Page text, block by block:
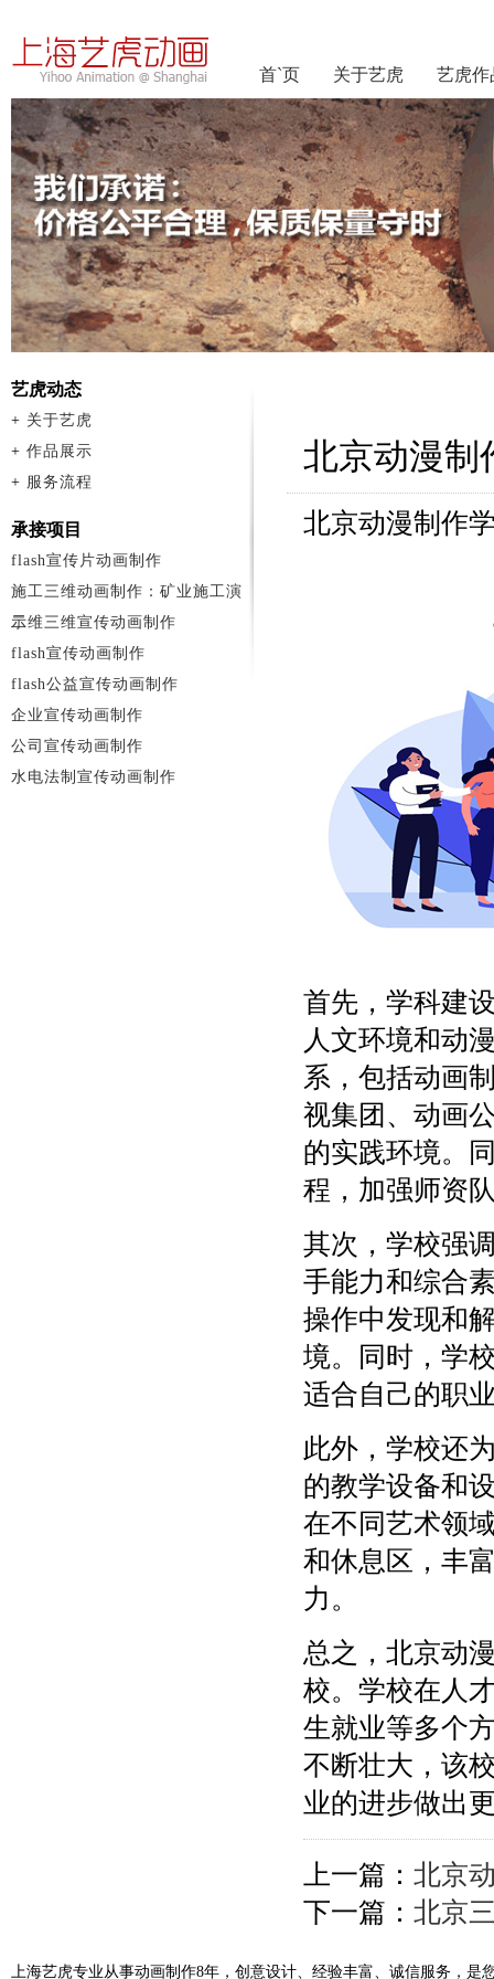
首`页 关于艺虎 艺虎作
北京动漫制
北京动漫制作
首先，学科建
人文环境和动
系，包括动画
视集团、动画
的实践环境。
程，加强师资
其次，学校强
手能力和综合
操作中发现和
境。同时，学
适合自己的职
此外，学校还
的教学设备和
在不同艺术领
和休息区，丰
力。
总之，北京动
校。学校在人
生就业等多个
不断壮大，该
业的进步做出
上一篇： 北京
下一篇： 北京
艺虎动态
+ 关于艺虎
+ 作品展示
+ 服务流程
承接项目
flash宣传片动画制作
施工三维动画制作：矿业施工演
示
二维三维宣传动画制作
flash宣传动画制作
flash公益宣传动画制作
企业宣传动画制作
公司宣传动画制作
水电法制宣传动画制作
上海艺虎专业从事动画制作8年，创意设计、经验丰富、诚信服务，是